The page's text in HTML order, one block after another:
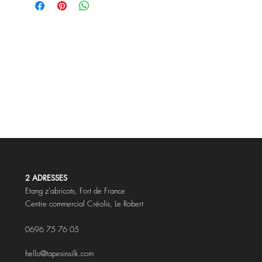
2 ADRESSES
Etang z'abricots, Fort de France
Centre commercial Créolis, Le Robert
0696 75 76 05
hello@tapesinsilk.com